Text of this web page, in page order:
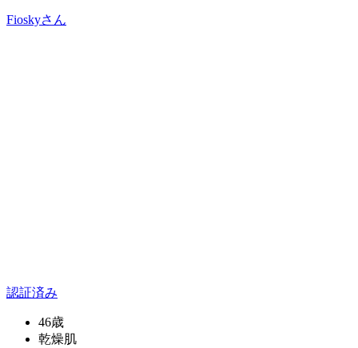
Fioskyさん
認証済み
46歳
乾燥肌